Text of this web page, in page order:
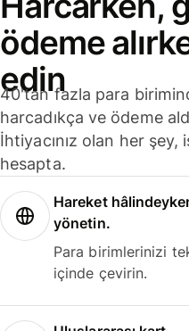
ödeme
edin
40'tan fazla para
harcadıkça ve ödeme
İhtiyacınız olan her
hesapta.
Hareket
yönetin.
Para birimlerinizi
içinde çevirin.